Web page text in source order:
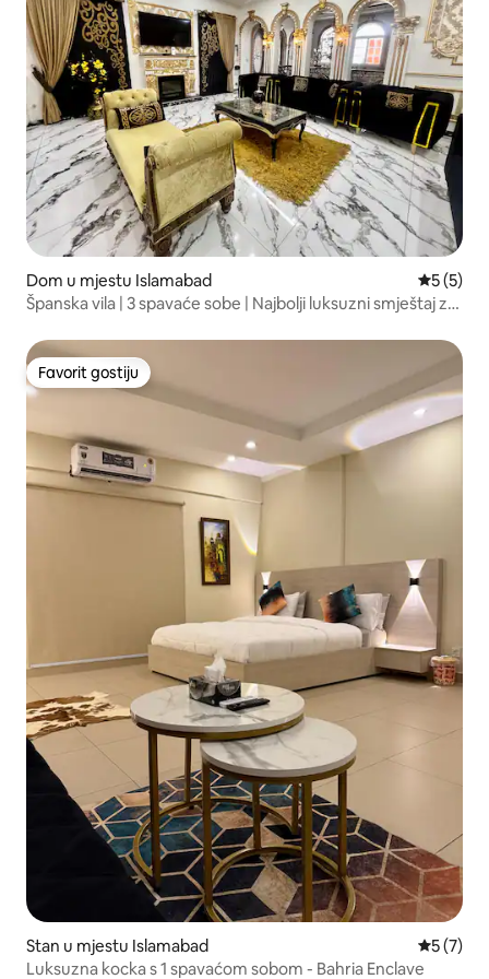
Dom u mjestu Islamabad
5 (5)
Španska vila | 3 spavaće sobe | Najbolji luksuzni smještaj za
Favorit gostiju
Favorit gostiju
Stan u mjestu Islamabad
5 (7)
Luksuzna kocka s 1 spavaćom sobom - Bahria Enclave